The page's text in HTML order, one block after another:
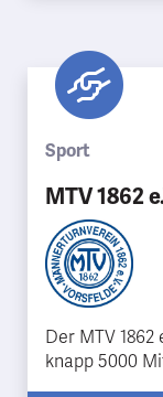
Sport
MTV 1862
Der MTV
knapp 5000